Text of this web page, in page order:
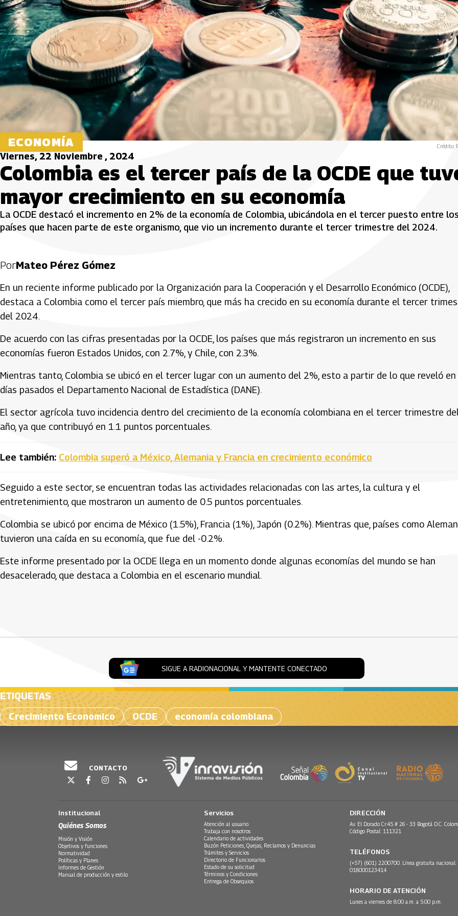
ECONOMÍA Crédito:
Viernes, 22 Noviembre , 2024
Colombia es el tercer país de la OCDE que
mayor crecimiento en su economía
La OCDE destacó el incremento en 2% de la economía de Colombia, ubicándola en el tercer puesto entre
países que hacen parte de este organismo, que vio un incremento durante el tercer trimestre del 2024.
PorMateo Pérez Gómez
En un reciente informe publicado por la Organización para la Cooperación y el Desarrollo Económico (OCDE),
destaca a Colombia como el tercer país miembro, que más ha crecido en su economía durante el tercer
del 2024.
De acuerdo con las cifras presentadas por la OCDE, los países que más registraron un incremento en sus
economías fueron Estados Unidos, con 2.7%, y Chile, con 2.3%.
Mientras tanto, Colombia se ubicó en el tercer lugar con un aumento del 2%, esto a partir de lo que reveló en
días pasados el Departamento Nacional de Estadística (DANE).
El sector agrícola tuvo incidencia dentro del crecimiento de la economía colombiana en el tercer trimestre
año, ya que contribuyó en 1.1 puntos porcentuales.
Lee también: Colombia superó a México, Alemania y Francia en crecimiento económico
Seguido a este sector, se encuentran todas las actividades relacionadas con las artes, la cultura y el
entretenimiento, que mostraron un aumento de 0.5 puntos porcentuales.
Colombia se ubicó por encima de México (1.5%), Francia (1%), Japón (0.2%). Mientras que, países como
tuvieron una caída en su economía, que fue del -0.2%.
Este informe presentado por la OCDE llega en un momento donde algunas economías del mundo se han
desacelerado, que destaca a Colombia en el escenario mundial.
SIGUE A RADIONACIONAL Y MANTENTE CONECTADO
ETIQUETAS
Crecimiento Economico
OCDE economía colombiana
CONTACTO
Institucional
Quiénes Somos
Misión y Visión
Objetivos y funciones
Normatividad
Políticas y Planes
Informes de Gestión
Manual de producción y estilo
Servicios
Atención al usuario
Trabaja con nosotros
Calendario de actividades
Buzón Peticiones, Quejas, Reclamos y Denuncias
Trámites y Servicios
Directorio de Funcionarios
Estado de su solicitud
Términos y Condiciones
Entrega de Obsequios
DIRECCIÓN
Av. El Dorado Cr.45 # 26 - 33 Bogotá D.C.
Código Postal: 111321
TELÉFONOS
(+57) (601) 2200700. Línea gratuita nacional:
018000123414
HORARIO DE ATENCIÓN
Lunes a viernes de 8:00 a.m. a 5:00 p.m.